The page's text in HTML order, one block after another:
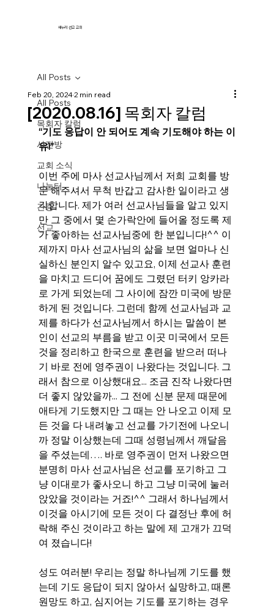
새누리 선교 교회
All Posts
목회자 칼럼
사진방
교회 소식
나눔터
간증
선교
All Posts
[2020.08.16] 목회자 칼럼
Feb 20, 20242 min read
“기도 응답이 안 되어도 계속 기도해야 하는 이
유!”
이번 주에 마사 선교사님께서 저희 교회를 방
문 해주셔서 무척 반갑고 감사한 일이라고 생
각합니다. 제가 여러 선교사님들을 알고 있지
만 그 중에서 몇 손가락안에 들어올 정도록 제
가 좋아하는 선교사님중에 한 분입니다!^^ 이
제까지 마사 선교사님의 삶을 보면 얼마나 신
실하신 분인지 알수 있고요, 이제 선교사 훈련
을 마치고 드디어 꿈에도 그렸던 터키 앙카라
로 가게 되었는데 그 사이에 잠깐 미국에 방문
하게 된 것입니다. 그런데 함께 선교사님과 교
제를 하다가 선교사님께서 하시는 말씀이 본
인이 선교의 부름을 받고 이곳 미국에서 모든
것을 정리하고 한국으로 훈련을 받으러 떠나
기 바로 전에 영주권이 나왔다는 것입니다. 그
래서 참으로 이상했대요... 조금 진작 나왔다면
더 좋지 않았을까... 그 전에 신분 문제 때문에
애타게 기도했지만 그 때는 안 나오고 이제 모
든 것을 다 내려놓고 선교를 가기전에 나오니
까 정말 이상했는데 그때 성령님께서 깨달음
을 주셨는데…. 바로 영주권이 먼저 나왔으면
분명히 마사 선교사님은 선교를 포기하고 그
냥 이대로가 좋사오니 하고 그냥 미국에 눌러
앉았을 것이라는 거죠!^^ 그래서 하나님께서
이것을 아시기에 모든 것이 다 결정난 후에 허
락해 주신 것이라고 하는 말에 제 고개가 끄덕
여 졌습니다!
성도 여러분! 우리는 정말 하나님께 기도를 했
는데 기도 응답이 되지 않아서 실망하고, 때론
원망도 하고, 심지어는 기도를 포기하는 경우